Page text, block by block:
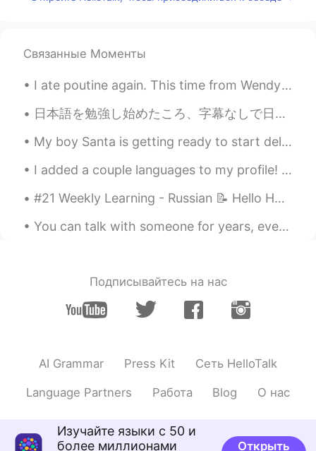
😃実は、毎回生牡蠣を食べる時、少し
心配します。(or 心配になりますor不安
ました。
この前、友達は生牡蠣を食べて(or生牡
Y u t a 2020.10.05 11:51
EN
牡蠣は当たると怖いよね😅
EN
Raw oysters are expensive in New York,
right?
JP EN
昨日たくさん生牡蠣を食べたけど、お
が
昨日たくさん生牡蠣を食べたけど、お
腹は 大丈夫でした。
Связанные Моменты
I ate poutine again. This time from Wendy’s. Lol. I ate this at 11:30, just like last night. I’m ...
日本語を勉強し始めたころ、字幕なしで日本語の番組が観れるようになったら、それでいい、それ以上を求めないと思いました。 でも今、どれだけ上手くなっても、ネイティブレベルに近づいている気がしません。...
My boy Santa is getting ready to start delivering some gifts soon! 🎅 🎁 Have you been kind this ...
I added a couple languages to my profile! I don’t know any Korean or Chinese, but I was thinkin...
#21 Weekly Learning - Russian 📝 Hello HT friends 😄, Welcome to my weekly learning of 🇰🇷🇯🇵🇷🇺 ❓Qu...
You can talk with someone for years, everyday, and still, it won't mean as much as what you can h...
Подписывайтесь на нас
AI Grammar Press Kit Сеть HelloTalk
Language Partners Работа Blog О нас
Изучайте языки с 50 и
более миллионами
Открыть